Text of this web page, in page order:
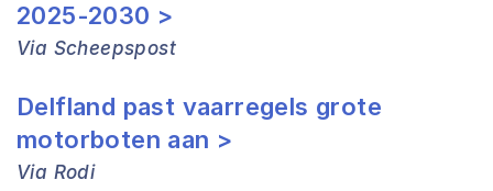
2025-2030 >
Via Scheepspost
Delfland past vaarregels grote
motorboten aan >
Via Rodi